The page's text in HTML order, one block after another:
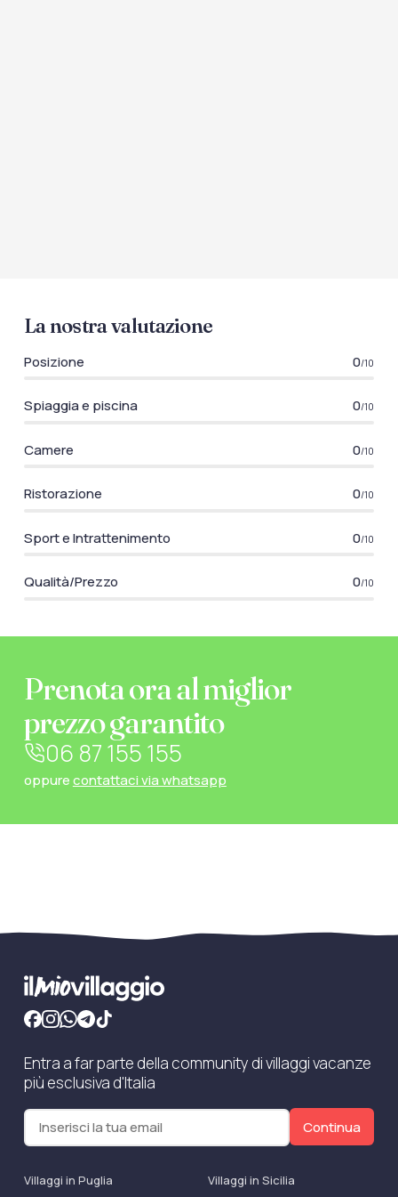
La nostra valutazione
Posizione 0/10
Spiaggia e piscina 0/10
Camere 0/10
Ristorazione 0/10
Sport e Intrattenimento 0/10
Qualità/Prezzo 0/10
Prenota ora al miglior
prezzo garantito
06 87 155 155
oppurecontattaci via whatsapp
Entra a far parte della community di villaggi vacanze
più esclusiva d'Italia
Continua
Villaggi in Puglia
Villaggi in Sicilia